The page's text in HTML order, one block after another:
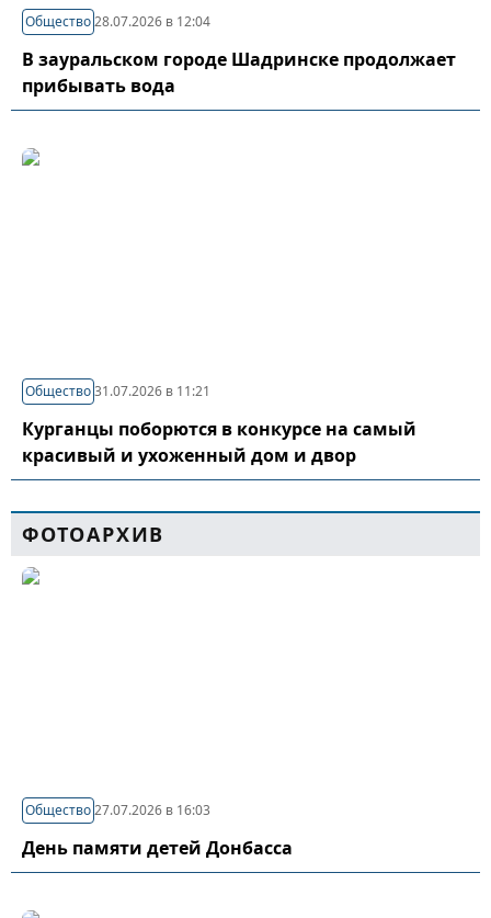
Общество28.07.2026 в 12:04
В зауральском городе Шадринске продолжает
прибывать вода
Общество31.07.2026 в 11:21
Курганцы поборются в конкурсе на самый
красивый и ухоженный дом и двор
ФОТОАРХИВ
Общество27.07.2026 в 16:03
День памяти детей Донбасса